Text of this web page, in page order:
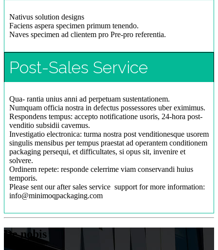
Nativus solution designs
Faciens aspera specimen primum tenendo.
Naves specimen ad clientem pro Pre-pro referentia.
Post-Sales Service
Qua- rantia unius anni ad perpetuam sustentationem.
Numquam officia nostra in defectus possessores uber eximimus.
Respondens tempus: accepto notificatione usoris, 24-hora post-
venditio subsidii cavemus.
Investigatio electronica: turma nostra post venditionesque usorem
singulis mensibus per tempus praestat ad operantem conditionem
packaging persequi, et difficultates, si opus sit, invenire et
solvere.
Ordinem repete: responde celerrime viam conservandi huius
temporis.
Please sent our after sales service support for more information:
info@minimoqpackaging.com
De nobis